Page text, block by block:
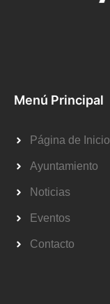
Menú Principal
Página de Inicio
Ayuntamiento
Noticias
Eventos
Contacto